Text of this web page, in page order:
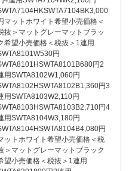
マットホワイト希望小売価格＜
抜＞マットグレーマットブラッ
希望小売価格＜税抜＞1連用
円
円2
用SWTA8102W1,060円
円3
用SWTA8103W2,110円
円4
用SWTA8104W3,180円
円
ットホワイト希望小売価格＜税
＞マットグレーマットブラック
望小売価格＜税抜＞1連用